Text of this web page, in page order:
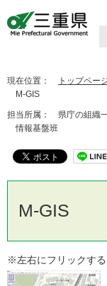
現在位置： トップペー
M-GIS
担当所属： 県庁の組織
情報基盤班
M-GIS
※左右にフリックする